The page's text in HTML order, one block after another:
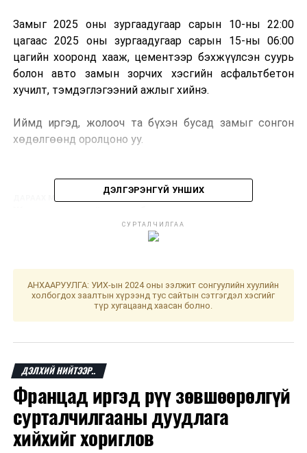
Замыг 2025 оны зургаадугаар сарын 10-ны 22:00
цагаас 2025 оны зургаадугаар сарын 15-ны 06:00
цагийн хооронд хааж, цементээр бэхжүүлсэн суурь
болон авто замын зорчих хэсгийн асфальтбетон
хучилт, тэмдэглэгээний ажлыг хийнэ.
Иймд иргэд, жолооч та бүхэн бусад замыг сонгон
хөдөлгөөнд оролцоно уу.
ДАРААХ МЭДЭЭ
амь насыг нь хохироожээ
ДЭЛГЭРЭНГҮЙ УНШИХ
СУРТАЛЧИЛГАА
АНХААРУУЛГА: УИХ-ын 2024 оны ээлжит сонгуулийн хуулийн
холбогдох заалтын хүрээнд тус сайтын сэтгэгдэл хэсгийг
түр хугацаанд хаасан болно.
ДЭЛХИЙ НИЙТЭЭР..
Францад иргэд рүү зөвшөөрөлгүй
сурталчилгааны дуудлага
хийхийг хориглов